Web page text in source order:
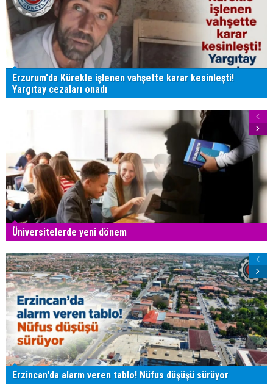
Erzurum'da Kürekle işlenen vahşette karar kesinleşti!
Yargıtay cezaları onadı
Üniversitelerde yeni dönem
Erzincan'da alarm veren tablo! Nüfus düşüşü sürüyor